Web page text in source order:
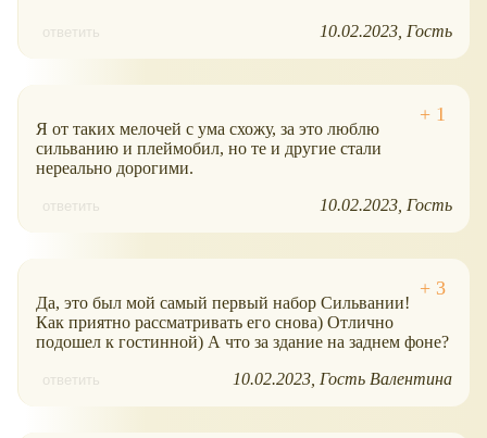
ответить 10.02.2023 Гость
Я от таких мелочей с ума схожу, за это люблю
сильванию и плеймобил, но те и другие стали
нереально дорогими.
ответить 10.02.2023 Гость
Да, это был мой самый первый набор Сильвании!
Как приятно рассматривать его снова) Отлично
подошел к гостинной) А что за здание на заднем фоне?
ответить 10.02.2023 Гость Валентина